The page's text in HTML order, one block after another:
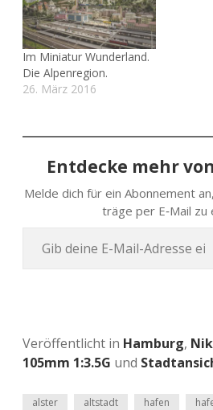
Im Miniatur Wunderland.
Die Alpenregion.
26. März 2016
Entdecke mehr von
Melde dich für ein Abon­ne­ment
trä­ge per E‑Mail zu
Veröffentlicht in Hamburg,
105mm 1:3.5G und
alster altstadt hafen